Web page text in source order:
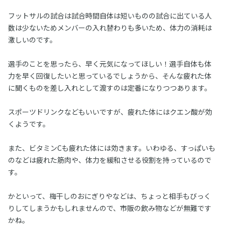
フットサルの試合は試合時間自体は短いものの試合に出ている人
数は少ないためメンバーの入れ替わりも多いため、体力の消耗は
激しいのです。
選手のことを思ったら、早く元気になってほしい！選手自体も体
力を早く回復したいと思っているでしょうから、そんな疲れた体
に聞くものを差し入れとして渡すのは定番になりつつあります。
スポーツドリンクなどもいいですが、疲れた体にはクエン酸が効
くようです。
また、ビタミンCも疲れた体には効きます。いわゆる、すっぱいも
のなどは疲れた筋肉や、体力を緩和させる役割を持っているので
す。
かといって、梅干しのおにぎりやなどは、ちょっと相手もびっく
りしてしまうかもしれませんので、市販の飲み物などが無難です
かね。